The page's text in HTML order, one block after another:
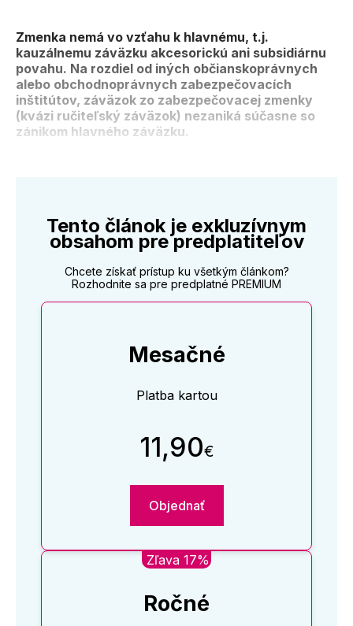
Zmenka nemá vo vzťahu k hlavnému, t.j.
kauzálnemu záväzku akcesorickú ani subsidiárnu
povahu. Na rozdiel od iných občianskoprávnych
alebo obchodnoprávnych zabezpečovacích
inštitútov, záväzok zo zabezpečovacej zmenky
(kvázi ručiteľský záväzok) nezaniká súčasne so
zánikom hlavného záväzku.
Tento článok je exkluzívnym
obsahom pre predplatiteľov
Chcete získať prístup ku všetkým článkom?
Rozhodnite sa pre predplatné PREMIUM
Mesačné
Platba kartou
11,90€
Objednať
Zľava 17%
Ročné